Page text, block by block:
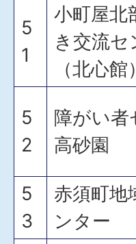
5
1
小町屋北
き交流セ
（北心館）
5
2
障がい者
高砂園
5
3
赤須町地
ンター